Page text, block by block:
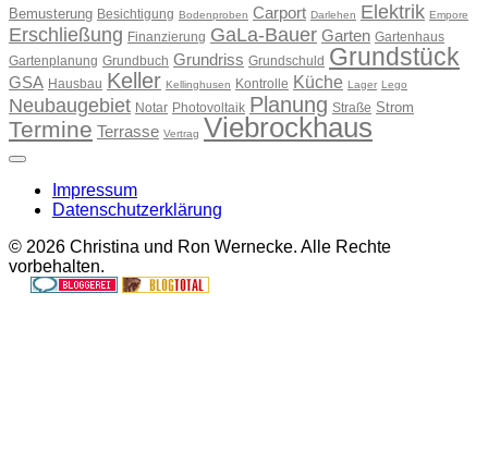
Bemusterung Besichtigung Bodenproben Carport Darlehen Elektrik Empore
Erschließung Finanzierung GaLa-Bauer Garten Gartenhaus
Gartenplanung Grundbuch Grundriss Grundschuld Grundstück
GSA Hausbau Keller Kellinghusen Kontrolle Küche Lager Lego
Neubaugebiet Notar Photovoltaik Planung Straße Strom
Termine Terrasse Vertrag Viebrockhaus
Impressum
Datenschutzerklärung
© 2026 Christina und Ron Wernecke. Alle Rechte
vorbehalten.